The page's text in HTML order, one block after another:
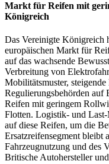
Markt für Reifen mit
Königreich
Das Vereinigte Königreich
europäischen Markt für
auf das wachsende
Verbreitung von
Mobilitätsmuster,
Regulierungsbehörden auf
Reifen mit geringem
Flotten. Logistik- und
auf diese Reifen, um die
Ersatzreifensegment bleibt
Fahrzeugnutzung und des
Britische Autohersteller